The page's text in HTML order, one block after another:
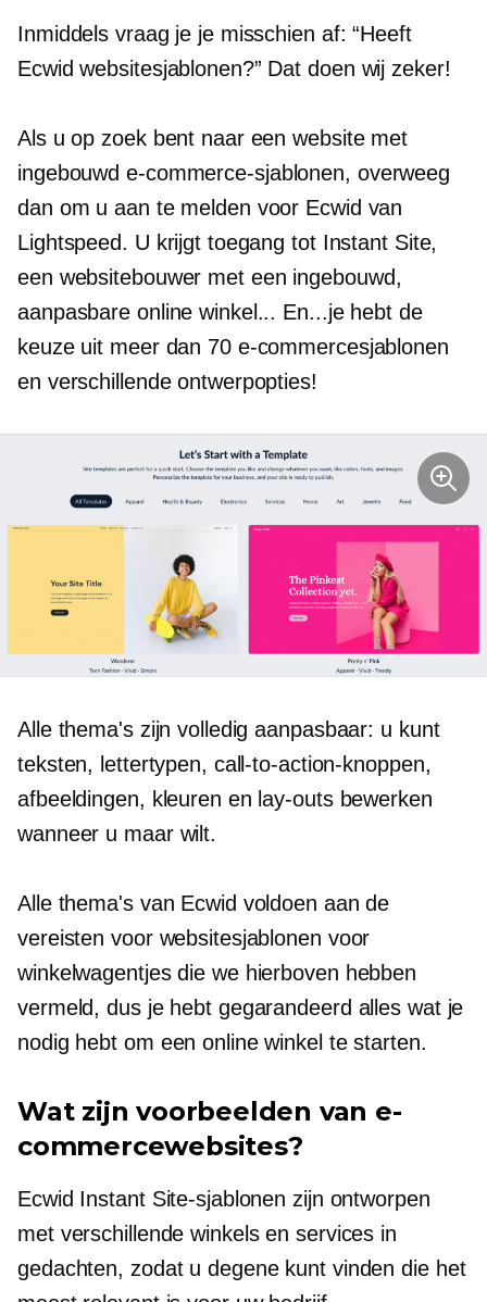
Inmiddels vraag je je misschien af: “Heeft
Ecwid websitesjablonen?” Dat doen wij zeker!
Als u op zoek bent naar een website met
ingebouwd e-commerce-sjablonen, overweeg
dan om u aan te melden voor Ecwid van
Lightspeed. U krijgt toegang tot Instant Site,
een websitebouwer met een ingebouwd,
aanpasbare online winkel... En...je hebt de
keuze uit meer dan 70 e-commercesjablonen
en verschillende ontwerpopties!
Alle thema's zijn volledig aanpasbaar: u kunt
teksten, lettertypen, call-to-action-knoppen,
afbeeldingen, kleuren en lay-outs bewerken
wanneer u maar wilt.
Alle thema's van Ecwid voldoen aan de
vereisten voor websitesjablonen voor
winkelwagentjes die we hierboven hebben
vermeld, dus je hebt gegarandeerd alles wat je
nodig hebt om een ​​online winkel te starten.
Wat zijn voorbeelden van e-
commercewebsites?
Ecwid Instant Site-sjablonen zijn ontworpen
met verschillende winkels en services in
gedachten, zodat u degene kunt vinden die het